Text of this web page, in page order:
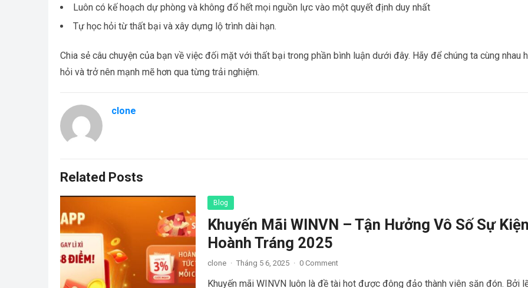
Luôn có kế hoạch dự phòng và không đổ hết mọi nguồn lực vào một quyết định duy nhất
Tự học hỏi từ thất bại và xây dựng lộ trình dài hạn.
Chia sẻ câu chuyện của bạn về việc đối mặt với thất bại trong phần bình luận dưới đây. Hãy để chúng ta cùng nhau
hỏi và trở nên mạnh mẽ hơn qua từng trải nghiệm.
clone
Related Posts
Blog
Khuyến Mãi WINVN – Tận Hưởng Vô Số Sự Kiện
Hoành Tráng 2025
clone · Tháng 5 6, 2025 · 0 Comment
Khuyến mãi WINVN luôn là đề tài hot được đông đảo thành viên săn đón. Bởi